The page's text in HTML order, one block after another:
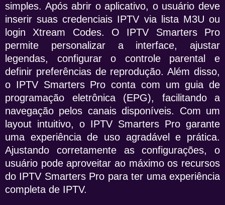
simples. Após abrir o aplicativo, o usuário deve
inserir suas credenciais IPTV via lista M3U ou
login Xtream Codes. O IPTV Smarters Pro
permite personalizar a interface, ajustar
legendas, configurar o controle parental e
definir preferências de reprodução. Além disso,
o IPTV Smarters Pro conta com um guia de
programação eletrônica (EPG), facilitando a
navegação pelos canais disponíveis. Com um
layout intuitivo, o IPTV Smarters Pro garante
uma experiência de uso agradável e prática.
Ajustando corretamente as configurações, o
usuário pode aproveitar ao máximo os recursos
do IPTV Smarters Pro para ter uma experiência
completa de IPTV.